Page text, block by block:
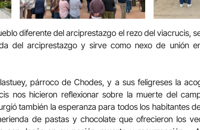
diferente del arciprestazgo el rezo del viacrucis,
del arciprestazgo y sirve como nexo de unión
párroco de Chodes, y a sus feligreses la
nos hicieron reflexionar sobre la muerte del
también la esperanza para todos los habitantes
de pastas y chocolate que ofrecieron los